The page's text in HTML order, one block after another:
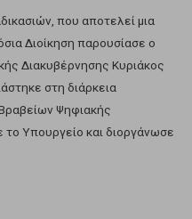
που αποτελεί μια
Διοίκηση παρουσίασε ο
Διακυβέρνησης Κυριάκος
στη διάρκεια
Ψηφιακής
Υπουργείο και διοργάνωσε